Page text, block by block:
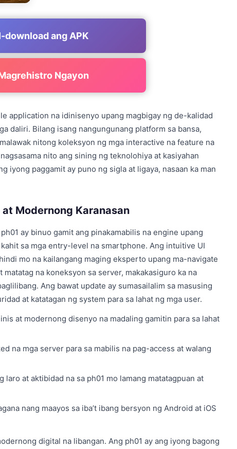
download ang APK
Ngayon
application na idinisenyo upang magbigay ng de-kalidad
daliri. Bilang isang nangungunang platform sa bansa,
nitong koleksyon ng mga interactive na feature na
nito ang sining ng teknolohiya at kasiyahan
iyong paggamit ay puno ng sigla at ligaya, nasaan ka man
Modernong Karanasan
ay binuo gamit ang pinakamabilis na engine upang
sa mga entry-level na smartphone. Ang intuitive UI
mo na kailangang maging eksperto upang ma-navigate
na koneksyon sa server, makakasiguro ka na
Ang bawat update ay sumasailalim sa masusing
at katatagan ng system para sa lahat ng mga user.
at modernong disenyo na madaling gamitin para sa lahat
na mga server para sa mabilis na pag-access at walang
laro at aktibidad na sa ph01 mo lamang matatagpuan at
nang maayos sa iba’t ibang bersyon ng Android at iOS
digital na libangan. Ang ph01 ay ang iyong bagong